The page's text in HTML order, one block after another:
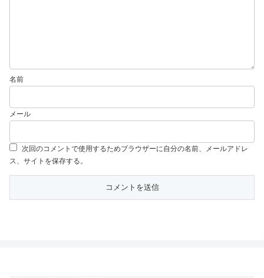
名前
メール
次回のコメントで使用するためブラウザーに自分の名前、メールアドレ
ス、サイトを保存する。